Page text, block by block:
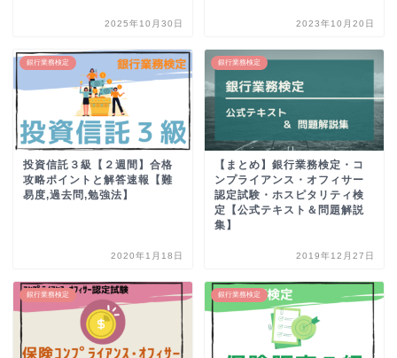
2025年10月30日 2023年10月20日
銀行業務検定
投資信託３級【２週間】合格
攻略ポイントと解答速報【難
易度,過去問,勉強法】
2020年1月18日
銀行業務検定
【まとめ】銀行業務検定・コ
ンプライアンス・オフィサー
認定試験・ホスピタリティ検
定【公式テキスト＆問題解説
集】
2019年12月27日
銀行業務検定 銀行業務検定